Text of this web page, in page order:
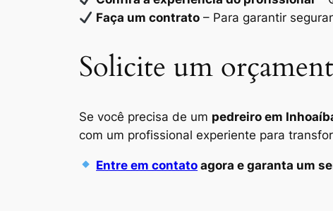
Faça um contrato – Para garantir
Solicite um
Se você precisa de um pedreiro em
com um profissional experiente para
Entre em contato agora e garanta um